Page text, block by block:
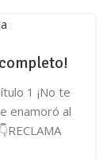
1 ¡No te
enamoró al